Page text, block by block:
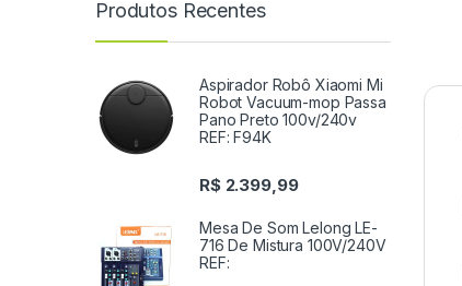
Produtos Recentes
Aspirador Robô Xiaomi Mi
Robot Vacuum-mop Passa
Pano Preto 100v/240v
REF: F94K
R$2.399,99
Mesa De Som Lelong LE-
716 De Mistura 100V/240V
REF: